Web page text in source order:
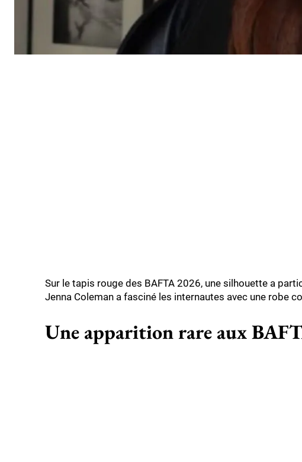
Sur le tapis rouge des BAFTA 2026, une silhouette a
Jenna Coleman a fasciné les internautes avec une robe
Une apparition rare aux